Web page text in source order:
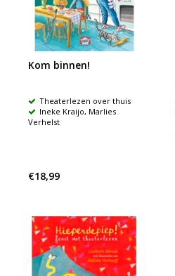
Kom binnen!
Theaterlezen over thuis
Ineke Kraijo, Marlies
Verhelst
€18,99